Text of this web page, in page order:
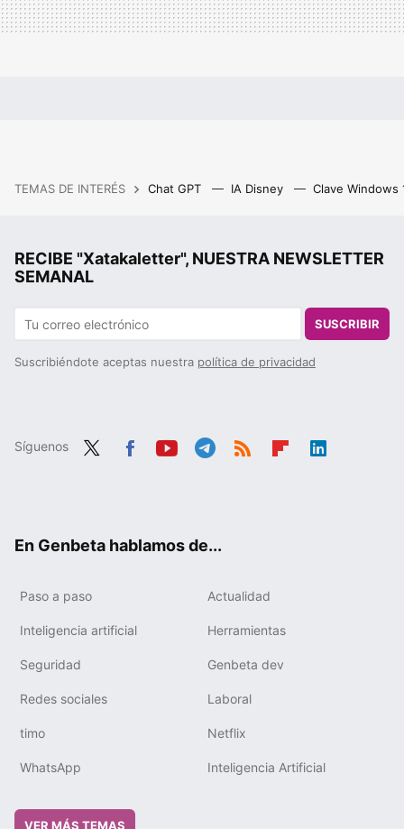
TEMAS DE INTERÉS Chat GPT IA Disney Clave Windows
RECIBE "Xatakaletter", NUESTRA NEWSLETTER
SEMANAL
SUSCRIBIR
Suscribiéndote aceptas nuestra política de privacidad
Síguenos
En Genbeta hablamos de...
Paso a paso Actualidad
Inteligencia artificial Herramientas
Seguridad Genbeta dev
Redes sociales Laboral
timo Netflix
WhatsApp Inteligencia Artificial
VER MÁS TEMAS